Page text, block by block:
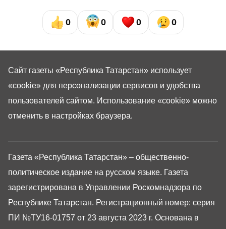
0 0 0 0
Газета «Республика Татарстан» – общественно-
политическое издание на русском языке. Газета
зарегистрирована в Управлении Роскомнадзора по
Республике Татарстан. Регистрационный номер: серия
ПИ №ТУ16-01757 от 23 августа 2023 г. Основана в
Сайт газеты «Республика Татарстан» использует
«cookie» для персонализации сервисов и удобства
пользователей сайтом. Использование «cookie» можно
отменить в настройках браузера.